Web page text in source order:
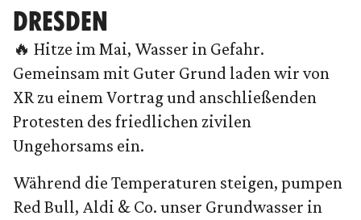
DRESDEN
🔥 Hitze im Mai, Wasser in Gefahr.
Gemeinsam mit Guter Grund laden wir von
XR zu einem Vortrag und anschließenden
Protesten des friedlichen zivilen
Ungehorsams ein.
Während die Temperaturen steigen, pumpen
Red Bull, Aldi & Co. unser Grundwasser in